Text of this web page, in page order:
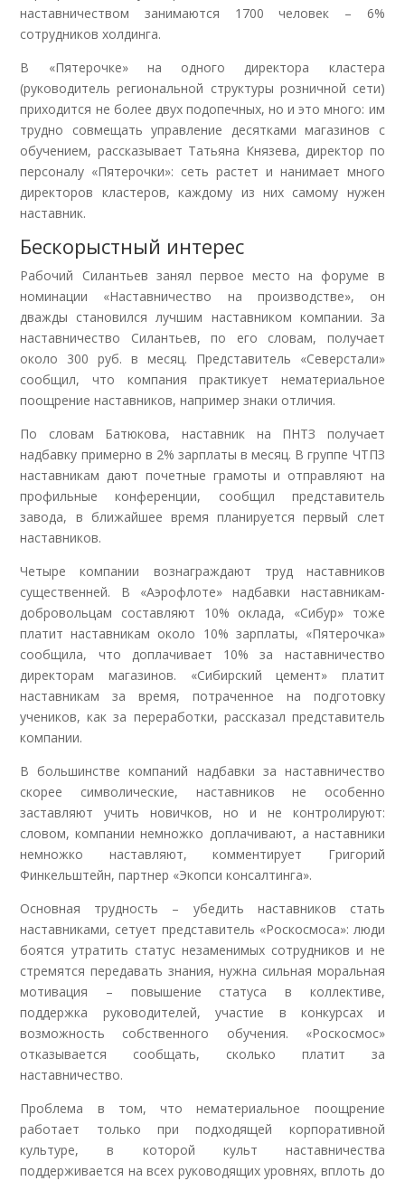
наставничеством занимаются 1700 человек – 6%
сотрудников холдинга.
В «Пятерочке» на одного директора кластера
(руководитель региональной структуры розничной сети)
приходится не более двух подопечных, но и это много: им
трудно совмещать управление десятками магазинов с
обучением, рассказывает Татьяна Князева, директор по
персоналу «Пятерочки»: сеть растет и нанимает много
директоров кластеров, каждому из них самому нужен
наставник.
Бескорыстный интерес
Рабочий Силантьев занял первое место на форуме в
номинации «Наставничество на производстве», он
дважды становился лучшим наставником компании. За
наставничество Силантьев, по его словам, получает
около 300 руб. в месяц. Представитель «Северстали»
сообщил, что компания практикует нематериальное
поощрение наставников, например знаки отличия.
По словам Батюкова, наставник на ПНТЗ получает
надбавку примерно в 2% зарплаты в месяц. В группе ЧТПЗ
наставникам дают почетные грамоты и отправляют на
профильные конференции, сообщил представитель
завода, в ближайшее время планируется первый слет
наставников.
Четыре компании вознаграждают труд наставников
существенней. В «Аэрофлоте» надбавки наставникам-
добровольцам составляют 10% оклада, «Сибур» тоже
платит наставникам около 10% зарплаты, «Пятерочка»
сообщила, что доплачивает 10% за наставничество
директорам магазинов. «Сибирский цемент» платит
наставникам за время, потраченное на подготовку
учеников, как за переработки, рассказал представитель
компании.
В большинстве компаний надбавки за наставничество
скорее символические, наставников не особенно
заставляют учить новичков, но и не контролируют:
словом, компании немножко доплачивают, а наставники
немножко наставляют, комментирует Григорий
Финкельштейн, партнер «Экопси консалтинга».
Основная трудность – убедить наставников стать
наставниками, сетует представитель «Роскосмоса»: люди
боятся утратить статус незаменимых сотрудников и не
стремятся передавать знания, нужна сильная моральная
мотивация – повышение статуса в коллективе,
поддержка руководителей, участие в конкурсах и
возможность собственного обучения. «Роскосмос»
отказывается сообщать, сколько платит за
наставничество.
Проблема в том, что нематериальное поощрение
работает только при подходящей корпоративной
культуре, в которой культ наставничества
поддерживается на всех руководящих уровнях, вплоть до